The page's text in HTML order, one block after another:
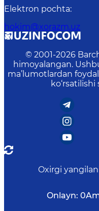
Elektron pochta:
hokim@xorazm.uz
© 2001-2026
himoyalangan.
ma’lumotlardan
ko‘rsatilishi
Oxirgi
Onlayn: 0